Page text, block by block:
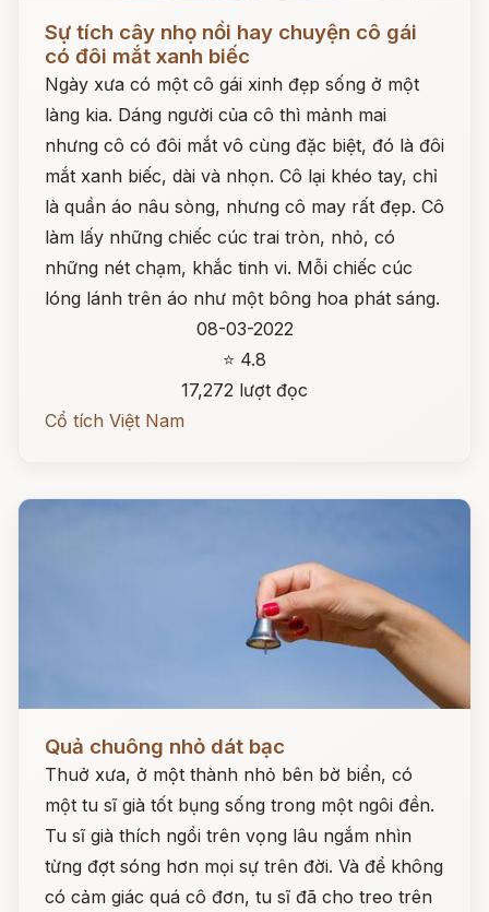
Sự tích cây nhọ nồi hay chuyện cô gái
có đôi mắt xanh biếc
Ngày xưa có một cô gái xinh đẹp sống ở một
làng kia. Dáng người của cô thì mảnh mai
nhưng cô có đôi mắt vô cùng đặc biệt, đó là đôi
mắt xanh biếc, dài và nhọn. Cô lại khéo tay, chỉ
là quần áo nâu sòng, nhưng cô may rất đẹp. Cô
làm lấy những chiếc cúc trai tròn, nhỏ, có
những nét chạm, khắc tinh vi. Mỗi chiếc cúc
lóng lánh trên áo như một bông hoa phát sáng.
08-03-2022
⭐ 4.8
17,272 lượt đọc
Cổ tích Việt Nam
Quả chuông nhỏ dát bạc
Thuở xưa, ở một thành nhỏ bên bờ biển, có
một tu sĩ già tốt bụng sống trong một ngôi đền.
Tu sĩ già thích ngồi trên vọng lâu ngắm nhìn
từng đợt sóng hơn mọi sự trên đời. Và để không
có cảm giác quá cô đơn, tu sĩ đã cho treo trên